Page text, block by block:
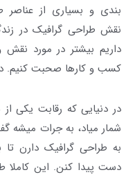
بندی و بسیاری از عناصر
نقش طراحی گرافیک در
داریم بیشتر در مورد
کسب و کارها صحبت کنیم. در
در دنیایی که رقابت یکی
شمار میاد، به جرات میشه
به طراحی گرافیک دارن تا
دست پیدا کنن. این کاملا